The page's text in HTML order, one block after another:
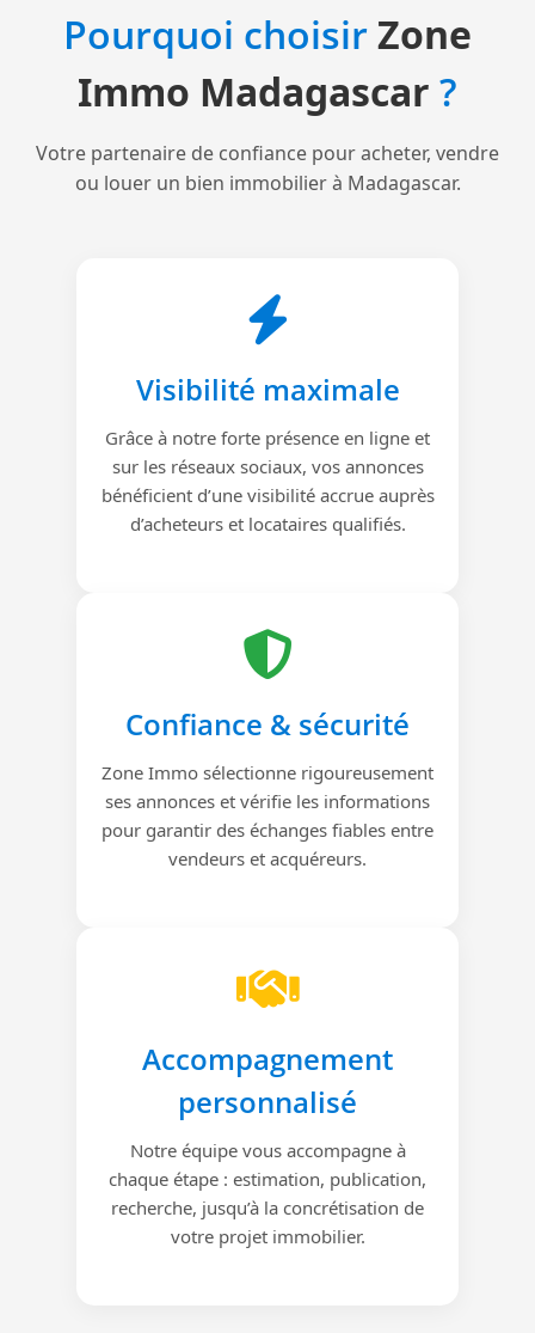
Pourquoi choisirZone
Immo Madagascar ?
Votre partenaire de confiance pour acheter, vendre
ou louer un bien immobilier à Madagascar.
Visibilité maximale
Grâce à notre forte présence en ligne et
sur les réseaux sociaux, vos annonces
bénéficient d’une visibilité accrue auprès
d’acheteurs et locataires qualifiés.
Confiance & sécurité
Zone Immo sélectionne rigoureusement
ses annonces et vérifie les informations
pour garantir des échanges fiables entre
vendeurs et acquéreurs.
Accompagnement
personnalisé
Notre équipe vous accompagne à
chaque étape : estimation, publication,
recherche, jusqu’à la concrétisation de
votre projet immobilier.